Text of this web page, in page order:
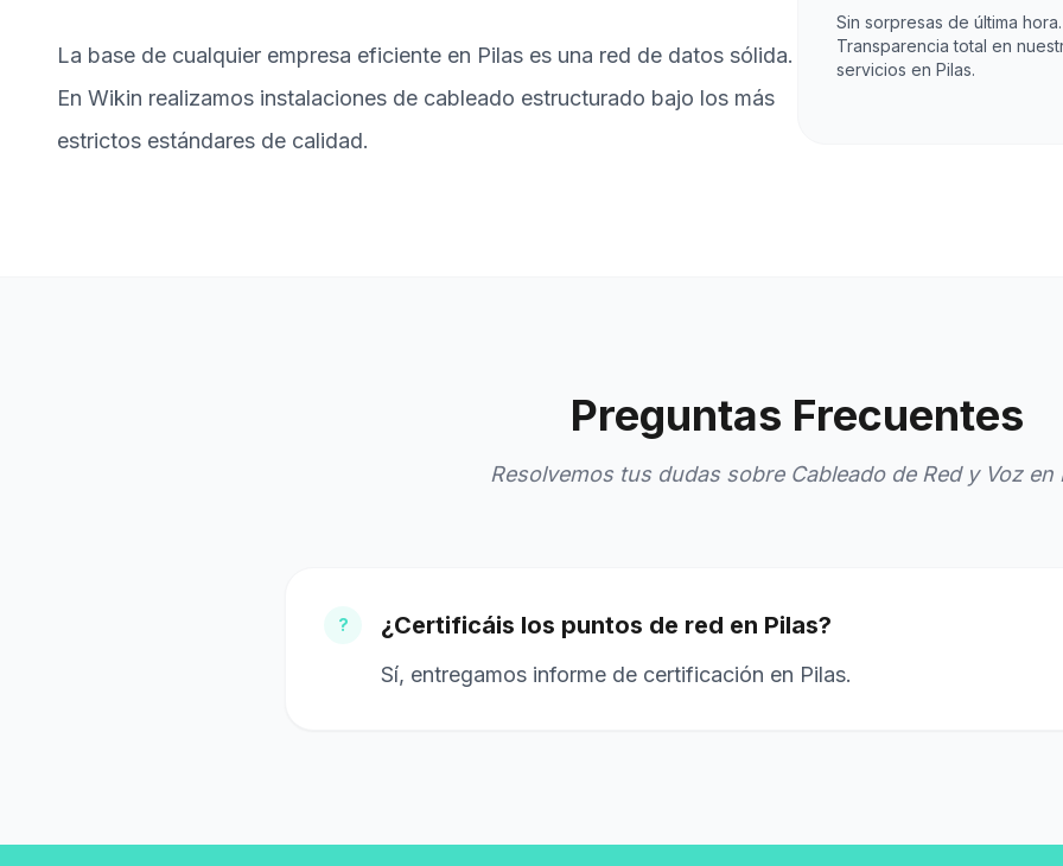
La base de cualquier empresa eficiente en Pilas es una red de datos sólida.
En Wikin realizamos instalaciones de cableado estructurado bajo los más
estrictos estándares de calidad.
Sin sorpresas de última hora.
Transparencia total en
servicios en Pilas.
Preguntas Frecuentes
Resolvemos tus dudas sobre Cableado de Red y Voz en
? ¿Certificáis los puntos de red en Pilas?
Sí, entregamos informe de certificación en Pilas.